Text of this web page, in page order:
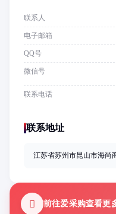
联系人
电子邮箱
QQ号
微信号
联系电话
联系地址
江苏省苏州市昆山市海尚
前往爱采购查看更